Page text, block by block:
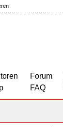
Forum
FAQ